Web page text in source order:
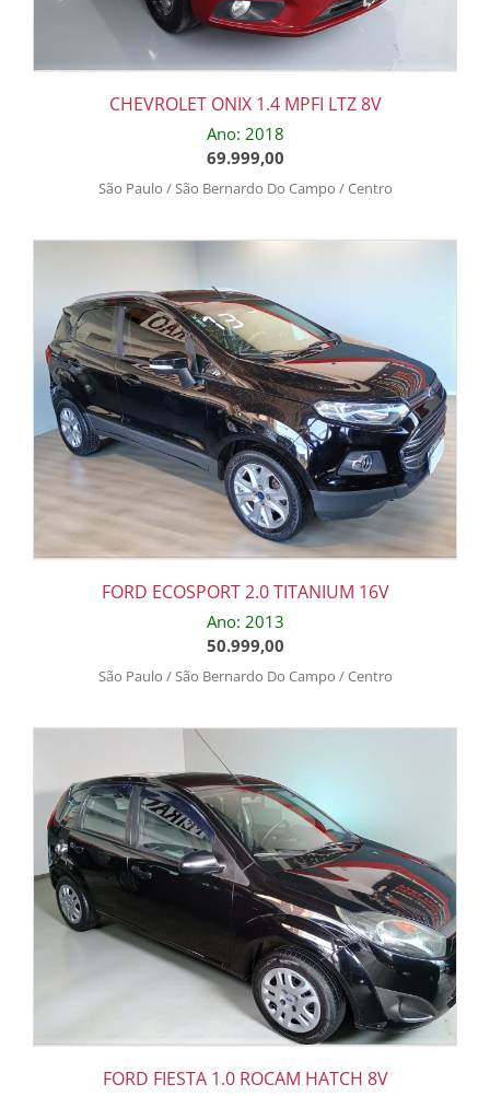
CHEVROLET ONIX 1.4 MPFI LTZ 8V
Ano: 2018
69.999,00
São Paulo / São Bernardo Do Campo / Centro
FORD ECOSPORT 2.0 TITANIUM 16V
Ano: 2013
50.999,00
São Paulo / São Bernardo Do Campo / Centro
FORD FIESTA 1.0 ROCAM HATCH 8V